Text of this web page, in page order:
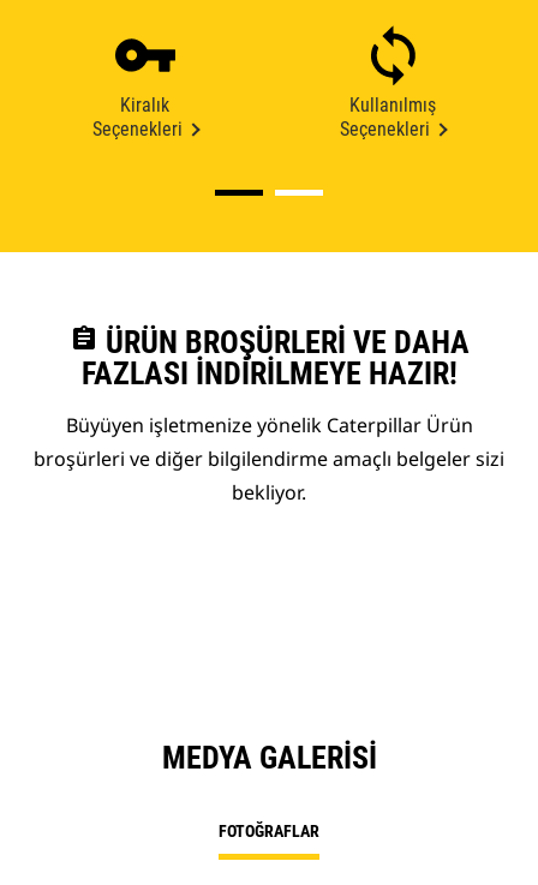
Kiralık
Seçenekleri
Kullanılmış
Seçenekleri
assignment ÜRÜN BROŞÜRLERI VE DAHA
FAZLASI İNDIRILMEYE HAZIR!
Büyüyen işletmenize yönelik Caterpillar Ürün
broşürleri ve diğer bilgilendirme amaçlı belgeler sizi
bekliyor.
MEDYA GALERISI
FOTOĞRAFLAR